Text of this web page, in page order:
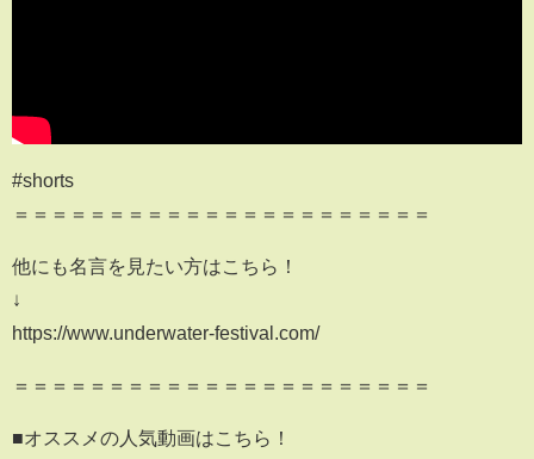
#shorts
＝＝＝＝＝＝＝＝＝＝＝＝＝＝＝＝＝＝＝＝＝＝
他にも名言を見たい方はこちら！
↓
https://www.underwater-festival.com/
＝＝＝＝＝＝＝＝＝＝＝＝＝＝＝＝＝＝＝＝＝＝
■オススメの人気動画はこちら！